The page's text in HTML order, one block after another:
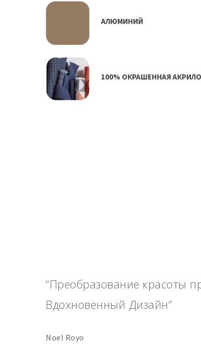
АЛЮМИНИЙ
100% ОКРАШЕННАЯ
“Преобразование красоты
Вдохновенный Дизайн”
Noel Royo